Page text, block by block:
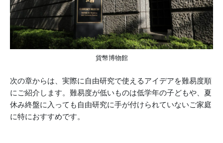
貨幣博物館
次の章からは、実際に自由研究で使えるアイデアを難易度順
にご紹介します。難易度が低いものは低学年の子どもや、夏
休み終盤に入っても自由研究に手が付けられていないご家庭
に特におすすめです。